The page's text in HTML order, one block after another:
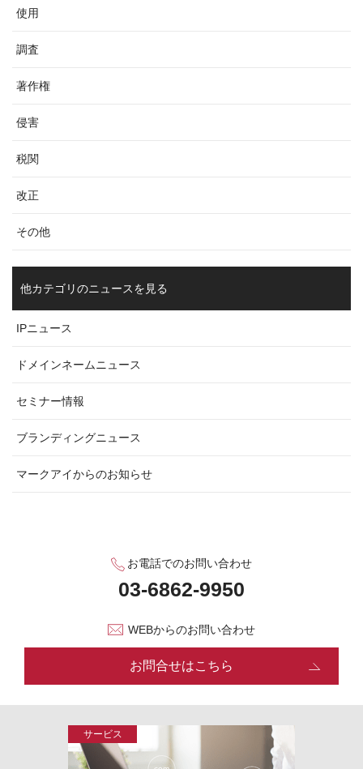
使用
調査
著作権
侵害
税関
改正
その他
他カテゴリのニュースを見る
IPニュース
ドメインネームニュース
セミナー情報
ブランディングニュース
マークアイからのお知らせ
お電話でのお問い合わせ
WEBからのお問い合わせ
お問合せはこちら